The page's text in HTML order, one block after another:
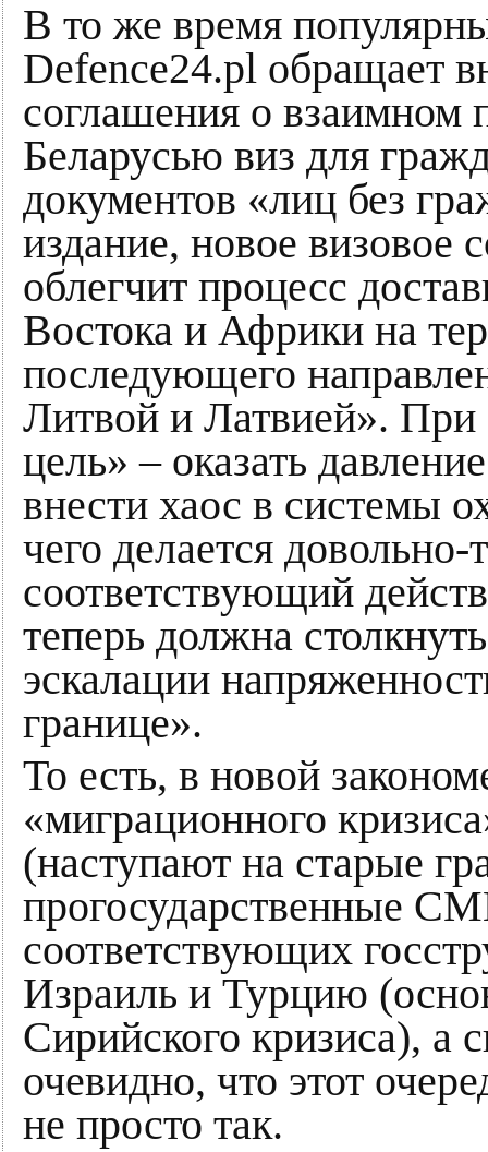
В то же время
Defence24.pl обращает
соглашения о взаимном
Беларусью виз для
документов «лиц без
издание, новое визовое
облегчит процесс
Востока и Африки на
последующего
Литвой и Латвией». При
цель» – оказать
внести хаос в системы
чего делается
соответствующий
теперь должна
эскалации
границе».
То есть, в новой
«миграционного
(наступают на старые
прогосударственные
соответствующих
Израиль и Турцию
Сирийского кризиса), а
очевидно, что этот
не просто так.